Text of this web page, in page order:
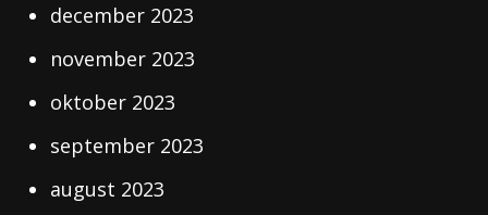
december 2023
november 2023
oktober 2023
september 2023
august 2023